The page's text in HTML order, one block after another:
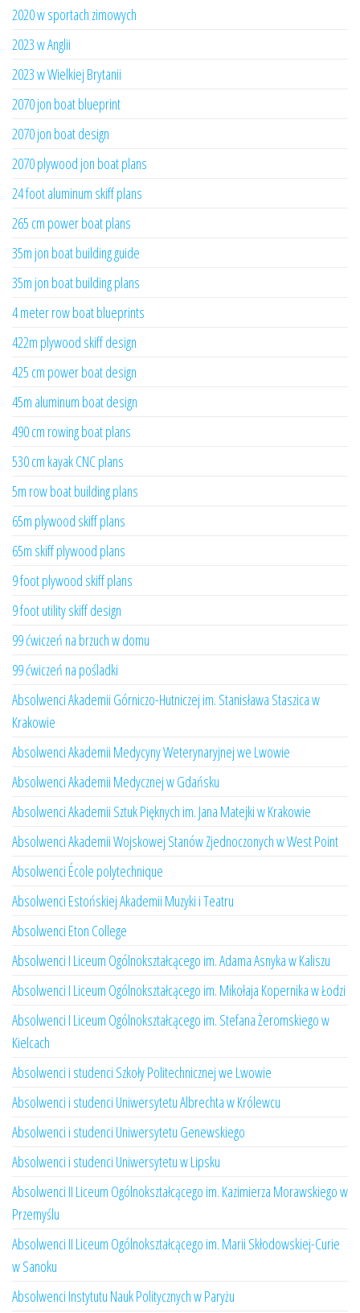
2020 w sportach zimowych
2023 w Anglii
2023 w Wielkiej Brytanii
2070 jon boat blueprint
2070 jon boat design
2070 plywood jon boat plans
24 foot aluminum skiff plans
265 cm power boat plans
35m jon boat building guide
35m jon boat building plans
4 meter row boat blueprints
422m plywood skiff design
425 cm power boat design
45m aluminum boat design
490 cm rowing boat plans
530 cm kayak CNC plans
5m row boat building plans
65m plywood skiff plans
65m skiff plywood plans
9 foot plywood skiff plans
9 foot utility skiff design
99 ćwiczeń na brzuch w domu
99 ćwiczeń na pośladki
Absolwenci Akademii Górniczo-Hutniczej im. Stanisława Staszica w
Krakowie
Absolwenci Akademii Medycyny Weterynaryjnej we Lwowie
Absolwenci Akademii Medycznej w Gdańsku
Absolwenci Akademii Sztuk Pięknych im. Jana Matejki w Krakowie
Absolwenci Akademii Wojskowej Stanów Zjednoczonych w West Point
Absolwenci École polytechnique
Absolwenci Estońskiej Akademii Muzyki i Teatru
Absolwenci Eton College
Absolwenci I Liceum Ogólnokształcącego im. Adama Asnyka w Kaliszu
Absolwenci I Liceum Ogólnokształcącego im. Mikołaja Kopernika w Łodzi
Absolwenci I Liceum Ogólnokształcącego im. Stefana Żeromskiego w
Kielcach
Absolwenci i studenci Szkoły Politechnicznej we Lwowie
Absolwenci i studenci Uniwersytetu Albrechta w Królewcu
Absolwenci i studenci Uniwersytetu Genewskiego
Absolwenci i studenci Uniwersytetu w Lipsku
Absolwenci II Liceum Ogólnokształcącego im. Kazimierza Morawskiego w
Przemyślu
Absolwenci II Liceum Ogólnokształcącego im. Marii Skłodowskiej-Curie
w Sanoku
Absolwenci Instytutu Nauk Politycznych w Paryżu